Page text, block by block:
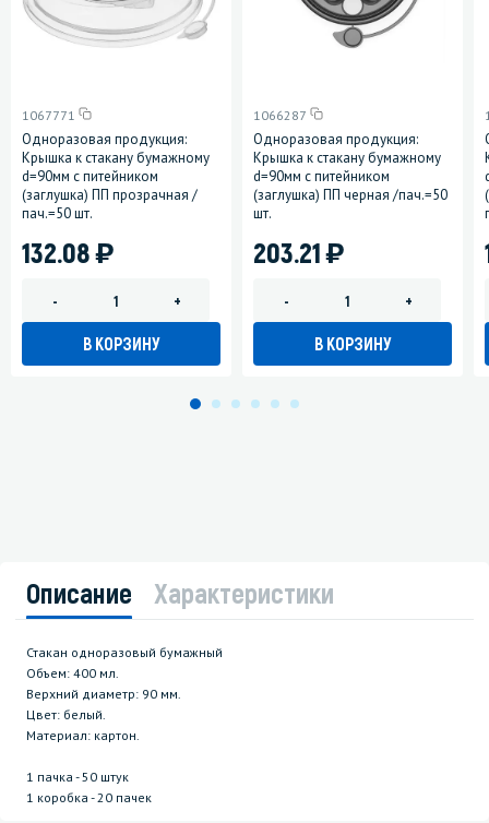
1067771
Одноразовая продукция:
Крышка к стакану бумажному
d=90мм с питейником
(заглушка) ПП прозрачная /
пач.=50 шт.
132.08)
- +
В КОРЗИНУ
1066287
Одноразовая продукция:
Крышка к стакану бумажному
d=90мм с питейником
(заглушка) ПП черная /пач.=50
шт.
203.21)
- +
В КОРЗИНУ
Описание Характеристики
Стакан одноразовый бумажный
Объем: 400 мл.
Верхний диаметр: 90 мм.
Цвет: белый.
Материал: картон.
1 пачка - 50 штук
1 коробка - 20 пачек